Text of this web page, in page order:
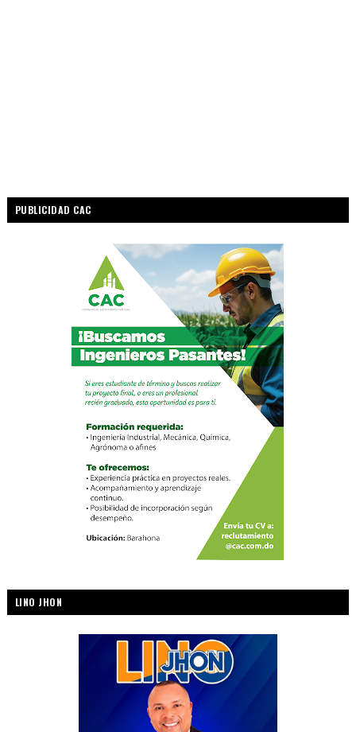
PUBLICIDAD CAC
LINO JHON